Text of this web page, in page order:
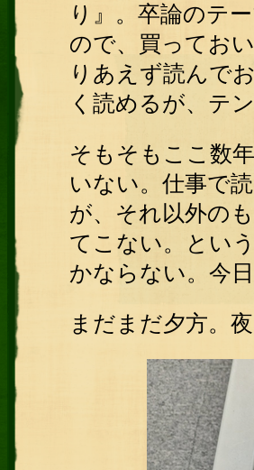
り』。卒論のテ
ので、買ってお
りあえず読んで
く読めるが、テ
そもそもここ数
いない。仕事で
が、それ以外の
てこない。とい
かならない。今
まだまだ夕方。